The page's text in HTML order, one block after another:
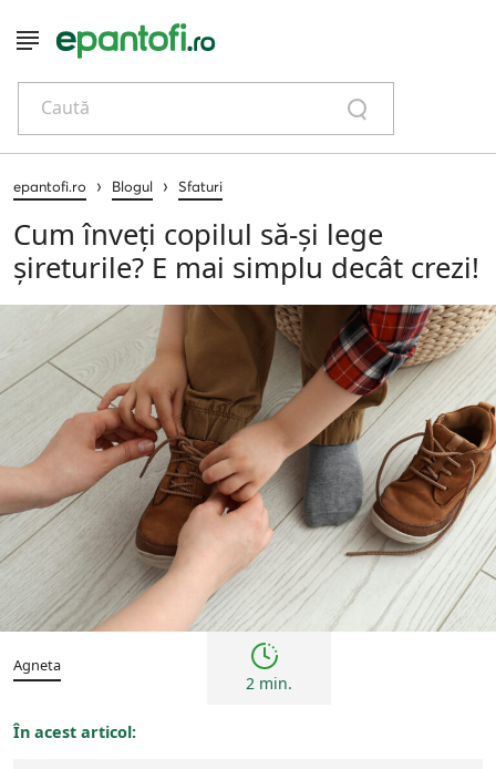
Caută
epantofi.ro › Blogul › Sfaturi
Cum înveți copilul să-și lege
șireturile? E mai simplu decât crezi!
Sfaturi
Agneta
2 min.
În acest articol: